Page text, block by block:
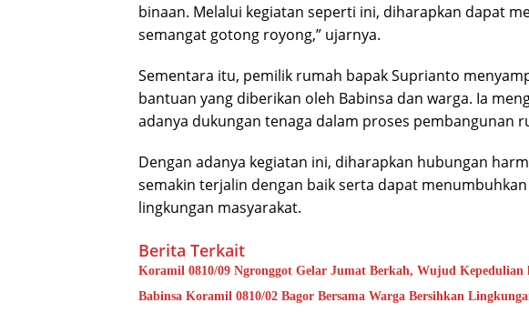
binaan. Melalui kegiatan seperti ini, diharapkan dapat
semangat gotong royong,” ujarnya.
Sementara itu, pemilik rumah bapak Suprianto
bantuan yang diberikan oleh Babinsa dan warga. Ia
adanya dukungan tenaga dalam proses pembangunan
Dengan adanya kegiatan ini, diharapkan hubungan
semakin terjalin dengan baik serta dapat
lingkungan masyarakat.
Berita Terkait
Koramil 0810/09 Ngronggot Gelar Jumat Berkah, Wujud Kepedulian
Babinsa Koramil 0810/02 Bagor Bersama Warga Bersihkan